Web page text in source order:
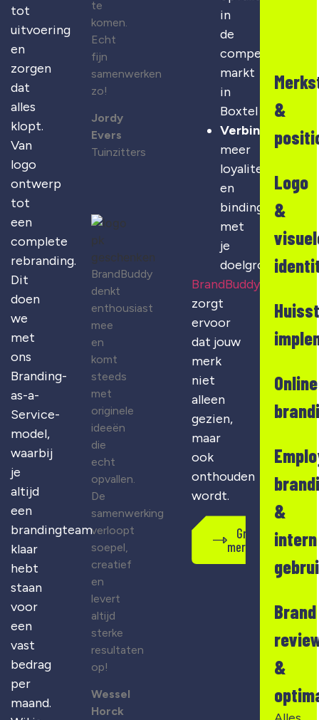
tot
uitvoering
en
zorgen
dat
alles
klopt.
Van
logo
ontwerp
tot
een
complete
rebranding.
Dit
doen
we
met
ons
Branding-
as-a-
Service-
model,
waarbij
je
altijd
een
brandingteam
klaar
hebt
staan
voor
een
vast
bedrag
per
maand.
te
komen.
Echt
fijn
samenwerken
zo!
Jordy
Evers
Tuinzitters
BrandBuddy
denkt
enthousiast
mee
en
komt
steeds
met
originele
ideeën
die
echt
opvallen.
De
samenwerking
verloopt
soepel,
creatief
en
levert
altijd
sterke
resultaten
op!
Wessel
Horck
in
de
competitieve
markt
in
Boxtel
Verbinding
meer
loyaliteit
en
binding
met
je
doelgroep
BrandBuddy
zorgt
ervoor
dat jouw
merk
niet
alleen
gezien,
maar
ook
onthouden
wordt.
Gratis
merkscan
&
Logo
&
Online
&
intern
Brand
&